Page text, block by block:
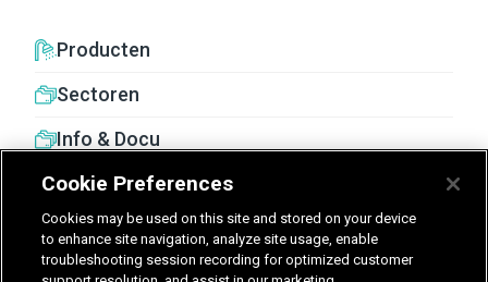
Producten
Sectoren
Info & Docu
United Kingdom Germany Nederland
Cookie Preferences
Cookies may be used on this site and stored on your device
to enhance site navigation, analyze site usage, enable
troubleshooting session recording for optimized customer